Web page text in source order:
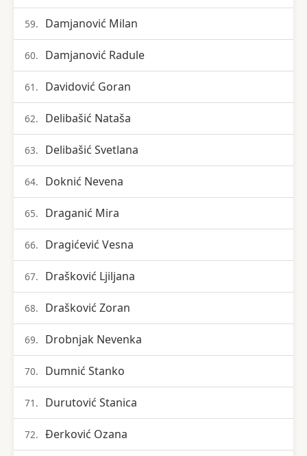
59. Damjanović Milan
60. Damjanović Radule
61. Davidović Goran
62. Delibašić Nataša
63. Delibašić Svetlana
64. Doknić Nevena
65. Draganić Mira
66. Dragićević Vesna
67. Drašković Ljiljana
68. Drašković Zoran
69. Drobnjak Nevenka
70. Dumnić Stanko
71. Durutović Stanica
72. Đerković Ozana